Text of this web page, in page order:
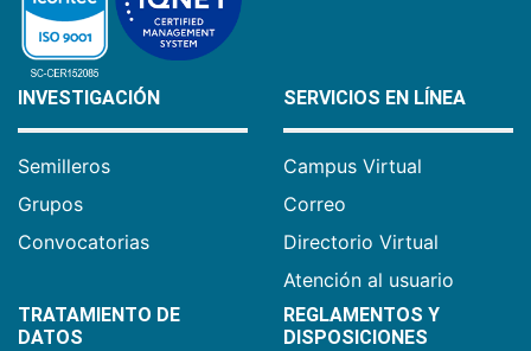
INVESTIGACIÓN
Semilleros
Grupos
Convocatorias
SERVICIOS EN LÍNEA
Campus Virtual
Correo
Directorio Virtual
Atención al usuario
TRATAMIENTO DE
DATOS
REGLAMENTOS Y
DISPOSICIONES